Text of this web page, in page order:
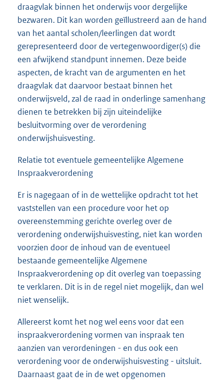
draagvlak binnen het onderwijs voor dergelijke
bezwaren. Dit kan worden geïllustreerd aan de hand
van het aantal scholen/leerlingen dat wordt
gerepresenteerd door de vertegenwoordiger(s) die
een afwijkend standpunt innemen. Deze beide
aspecten, de kracht van de argumenten en het
draagvlak dat daarvoor bestaat binnen het
onderwijsveld, zal de raad in onderlinge samenhang
dienen te betrekken bij zijn uiteindelijke
besluitvorming over de verordening
onderwijshuisvesting.
Relatie tot eventuele gemeentelijke Algemene
Inspraakverordening
Er is nagegaan of in de wettelijke opdracht tot het
vaststellen van een procedure voor het op
overeenstemming gerichte overleg over de
verordening onderwijshuisvesting, niet kan worden
voorzien door de inhoud van de eventueel
bestaande gemeentelijke Algemene
Inspraakverordening op dit overleg van toepassing
te verklaren. Dit is in de regel niet mogelijk, dan wel
niet wenselijk.
Allereerst komt het nog wel eens voor dat een
inspraakverordening vormen van inspraak ten
aanzien van verordeningen - en dus ook een
verordening voor de onderwijshuisvesting - uitsluit.
Daarnaast gaat de in de wet opgenomen